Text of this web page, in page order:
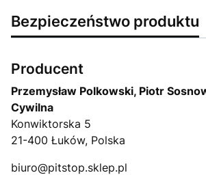
Bezpieczeństwo produktu
Producent
Przemysław Polkowski, Piotr
Cywilna
Konwiktorska 5
21-400 Łuków, Polska
biuro@pitstop.sklep.pl